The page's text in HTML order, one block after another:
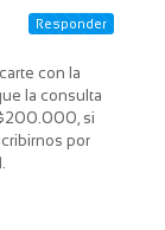
con la
la consulta
si
por
Responder